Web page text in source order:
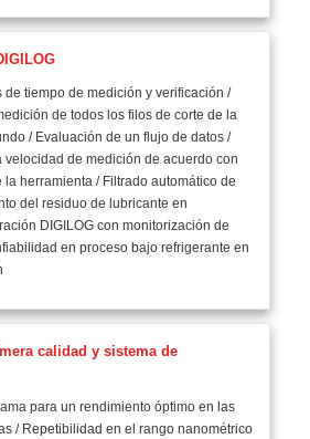
de tiempo de medición y verificación /
de todos los filos de corte de la
/ Evaluación de un flujo de datos /
velocidad de medición de acuerdo con
la herramienta / Filtrado automático de
del residuo de lubricante en
DIGILOG con monitorización de
en proceso bajo refrigerante en
calidad y sistema de
para un rendimiento óptimo en las
/ Repetibilidad en el rango nanométrico